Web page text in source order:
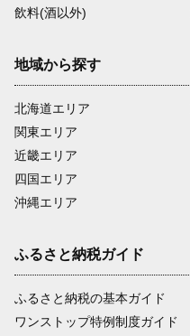
飲料(酒以外)
地域から探す
北海道エリア
関東エリア
近畿エリア
四国エリア
沖縄エリア
ふるさと納税ガイド
ふるさと納税の基本ガイド
ワンストップ特例制度ガイド